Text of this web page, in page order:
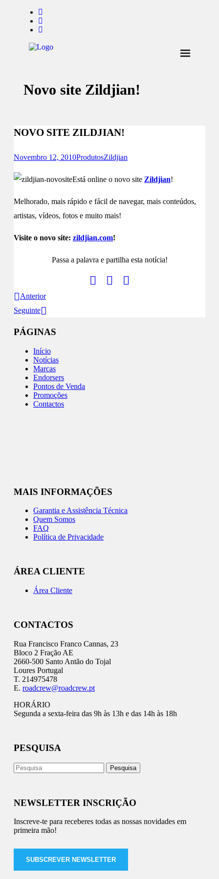
Notícias
Endorsers
Novo site Zildjian!
NOVO SITE ZILDJIAN!
Novembro 12, 2010ProdutosZildjian
Está online o novo site Zildjian!
Melhorado, mais rápido e fácil de navegar, mais conteúdos,
artistas, vídeos, fotos e muito mais!
Visite o novo site: zildjian.com!
Passa a palavra e partilha esta notícia!
Anterior
Seguinte
PÁGINAS
Início
Notícias
Marcas
Endorsers
Pontos de Venda
Promoções
Contactos
MAIS INFORMAÇÕES
Garantia e Assistência Técnica
Quem Somos
FAQ
Política de Privacidade
ÁREA CLIENTE
Área Cliente
CONTACTOS
Rua Francisco Franco Cannas, 23
Bloco 2 Fração AE
2660-500 Santo Antão do Tojal
Loures Portugal
T. 214975478
E. roadcrew@roadcrew.pt
HORÁRIO
Segunda a sexta-feira das 9h às 13h e das 14h às 18h
PESQUISA
NEWSLETTER INSCRIÇÃO
Inscreve-te para receberes todas as nossas novidades em
primeira mão!
SUBSCREVER NEWSLETTER